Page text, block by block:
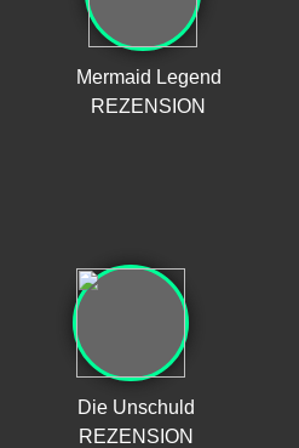
Mermaid Legend
REZENSION
Die Unschuld
REZENSION